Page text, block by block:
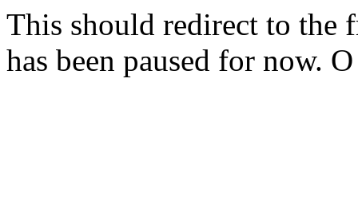
This should redirect to the
has been paused for now.